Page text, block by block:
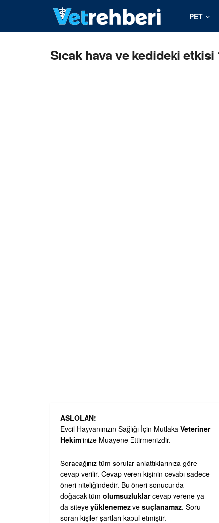
PET
Sıcak hava ve kedideki etkisi
ASLOLAN!
Evcil Hayvanınızın Sağlığı İçin Mutlaka Veteriner
Hekim‘inize Muayene Ettirmenizdir.
Soracağınız tüm sorular anlattıklarınıza göre
cevap verilir. Cevap veren kişinin cevabı sadece
öneri niteliğindedir. Bu öneri sonucunda
doğacak tüm olumsuzluklarcevap verene ya
da siteye yüklenemez ve suçlanamaz. Soru
soran kişiler şartları kabul etmiştir.